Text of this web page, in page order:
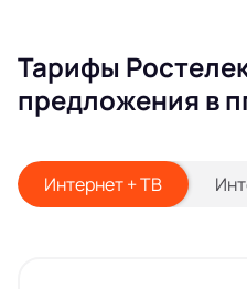
Тарифы
предложения в
Интернет + ТВ